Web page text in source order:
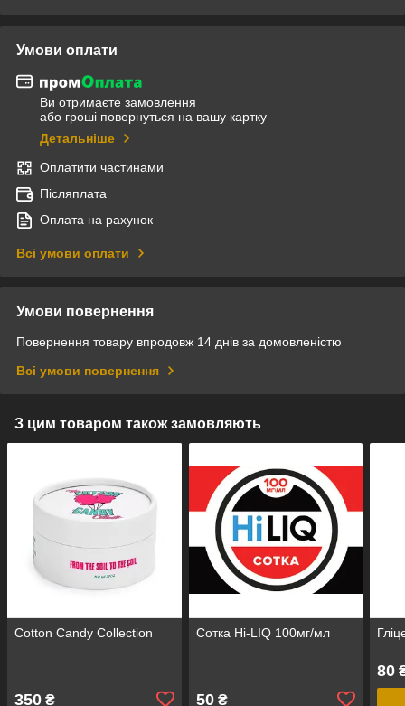
Умови оплати
Ви отримаєте замовлення
або гроші повернуться на вашу картку
Детальніше
Оплатити частинами
Післяплата
Оплата на рахунок
Всі умови оплати
Умови повернення
Повернення товару впродовж 14 днів за домовленістю
Всі умови повернення
З цим товаром також замовляють
Cotton Candy Collection
350 ₴
Сотка Hi-LIQ 100мг/мл
50₴
80